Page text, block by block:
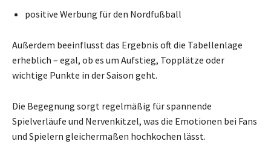
positive Werbung für den Nordfußball
Außerdem beeinflusst das Ergebnis oft die Tabellenlage
erheblich – egal, ob es um Aufstieg, Topplätze oder
wichtige Punkte in der Saison geht.
Die Begegnung sorgt regelmäßig für spannende
Spielverläufe und Nervenkitzel, was die Emotionen bei Fans
und Spielern gleichermaßen hochkochen lässt.